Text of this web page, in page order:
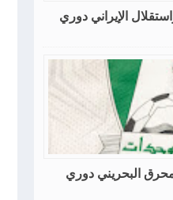
الإيراني دوري
البحريني دوري